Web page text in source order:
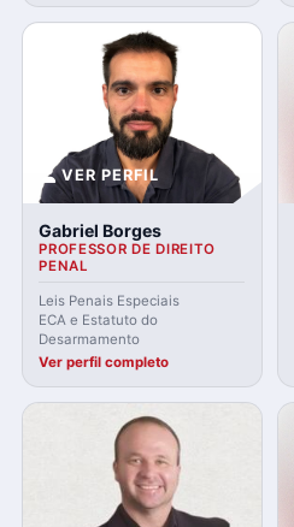
VER PERFIL
Gabriel Borges
PROFESSOR DE DIREITO
PENAL
Leis Penais Especiais
ECA e Estatuto do
Desarmamento
Ver perfil completo